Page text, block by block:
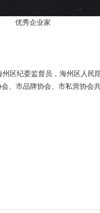
优秀企业家
区纪委监督员，海州区人民
、市品牌协会、市私营协会